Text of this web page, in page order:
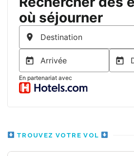
TROUVEZ VOTRE VOL